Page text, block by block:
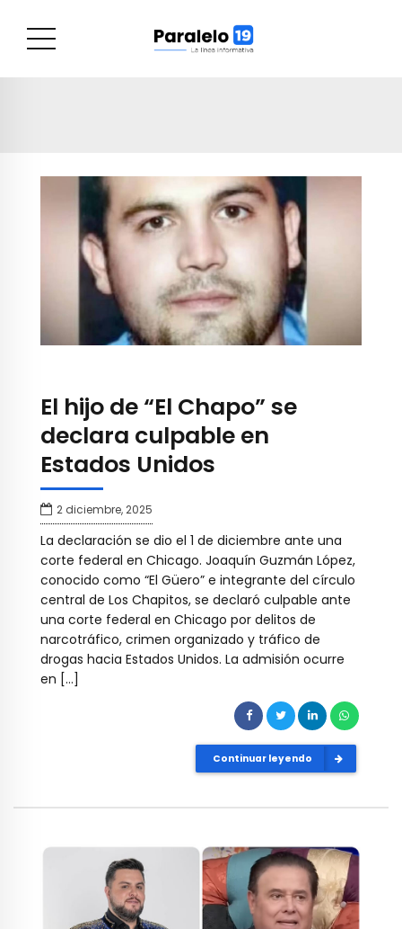
El hijo de “El Chapo” se
declara culpable en
Estados Unidos
2 diciembre, 2025
La declaración se dio el 1 de diciembre ante una
corte federal en Chicago. Joaquín Guzmán López,
conocido como “El Güero” e integrante del círculo
central de Los Chapitos, se declaró culpable ante
una corte federal en Chicago por delitos de
narcotráfico, crimen organizado y tráfico de
drogas hacia Estados Unidos. La admisión ocurre
en […]
Continuar leyendo